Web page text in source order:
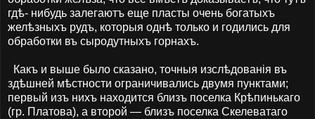
гдѣ- нибудь залегаютъ еще пласты очень богатыхъ
желѣзныхъ рудъ, которыя однѣ только и годились для
обработки въ сыродутныхъ горнахъ.
Какъ и выше было сказано, точныя изслѣдованія въ
здѣшней мѣстности ограничивались двумя пунктами;
первый изъ нихъ находится близъ поселка Крѣпинькаго
(гр. Платова), а второй — близъ поселка Скелеватаго